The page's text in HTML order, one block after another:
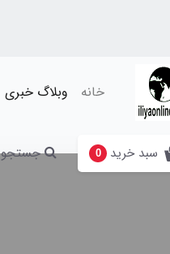
خانه وبلاگ خبری
سبد خرید 0 جستجو